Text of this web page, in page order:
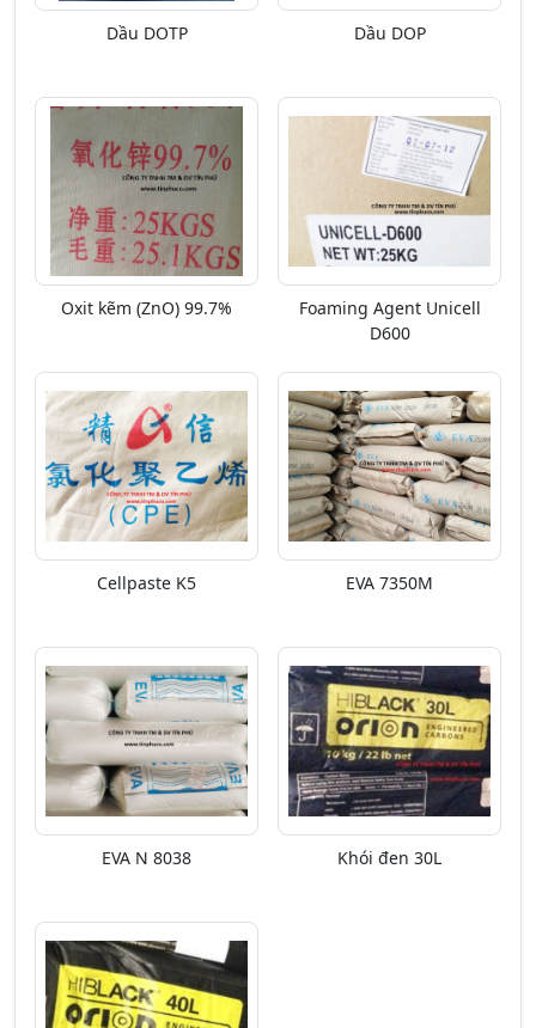
Dầu DOTP Dầu DOP
Oxit kẽm (ZnO) 99.7%
Foaming Agent Unicell
D600
Cellpaste K5 EVA 7350M
EVA N 8038 Khói đen 30L